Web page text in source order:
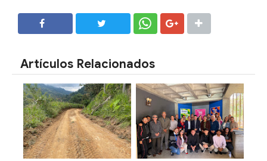
Artículos Relacionados